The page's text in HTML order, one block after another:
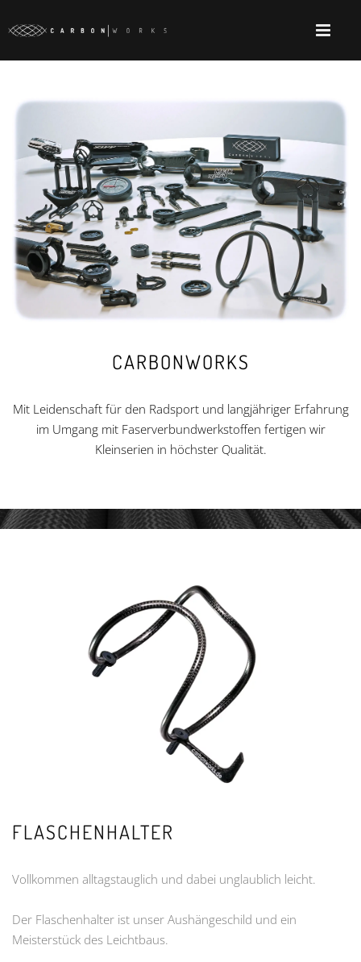
CARBONWORKS
Mit Leidenschaft für den Radsport und langjähriger Erfahrung
im Umgang mit Faserverbundwerkstoffen fertigen wir
Kleinserien in höchster Qualität.
FLASCHENHALTER
Vollkommen alltagstauglich und dabei unglaublich leicht.
Der Flaschenhalter ist unser Aushängeschild und ein
Meisterstück des Leichtbaus.